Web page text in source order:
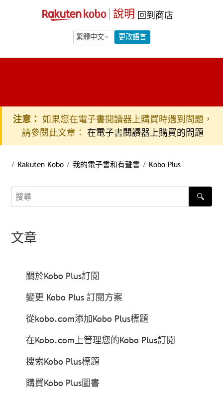
說明 回到商店
Language Selection
Language Selection
更改語言
注意： 如果您在電子書閱讀器上購買時遇到問題，
請參閱此文章： 在電子書閱讀器上購買的問題
/ Rakuten Kobo / 我的電子書和有聲書 / Kobo Plus
搜尋
🔍
文章
關於Kobo Plus訂閱
變更 Kobo Plus 訂閱方案
從kobo.com添加Kobo Plus標題
在Kobo.com上管理您的Kobo Plus訂閱
搜索Kobo Plus標題
購買Kobo Plus圖書